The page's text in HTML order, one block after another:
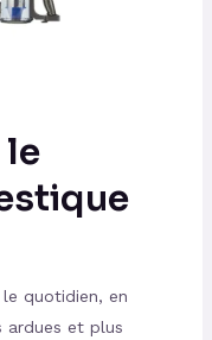
le
quotidien, en
ardues et plus